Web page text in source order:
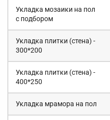
Укладка мозаики на пол
с подбором
Укладка плитки (стена) -
300*200
Укладка плитки (стена) -
400*250
Укладка мрамора на пол